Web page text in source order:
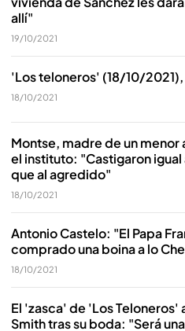
allí"
19/10/2021
'Los teloneros' (18/10/2021),
18/10/2021
Montse, madre de un menor
el instituto: "Castigaron igual
que al agredido"
18/10/2021
Antonio Castelo: "El Papa
comprado una boina a lo
18/10/2021
El 'zasca' de 'Los Teloneros'
Smith tras su boda: "Será